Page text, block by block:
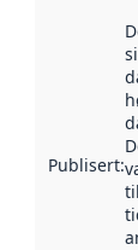
Publisert: